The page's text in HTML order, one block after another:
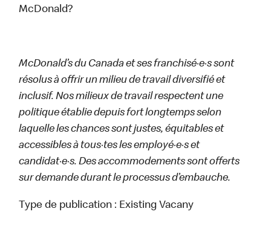
McDonald?
McDonald’s du Canada et ses franchisé·e·s sont
résolus à offrir un milieu de travail diversifié et
inclusif. Nos milieux de travail respectent une
politique établie depuis fort longtemps selon
laquelle les chances sont justes, équitables et
accessibles à tous·tes les employé·e·s et
candidat·e·s. Des accommodements sont offerts
sur demande durant le processus d’embauche.
Type de publication : Existing Vacany